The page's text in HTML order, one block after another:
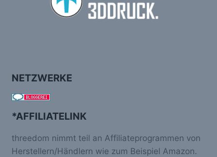
NETZWERKE
*AFFILIATELINK
threedom nimmt teil an Affiliateprogrammen von
Herstellern/Händlern wie zum Beispiel Amazon.